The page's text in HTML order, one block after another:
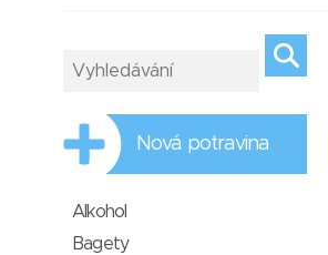
Nová potravina
Alkohol
Bagety